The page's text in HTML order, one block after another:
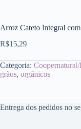
Arroz Cateto Integral
R$15,29
Categoria:
grãos, orgânicos
Entrega dos pedidos no